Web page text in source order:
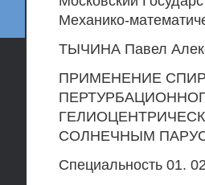
Механико-
ТЫЧИНА Павел
ПРИМЕНЕНИЕ
СОЛНЕЧНЫМ
Специальность 01.